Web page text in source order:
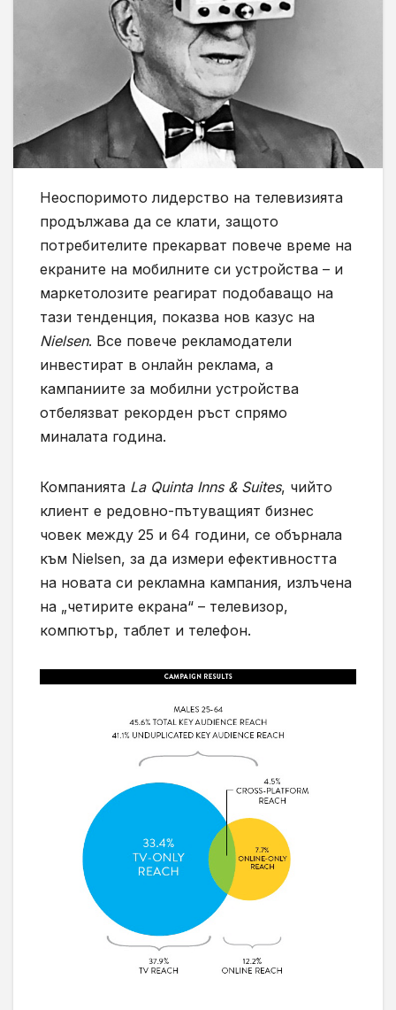
Неоспоримото лидерство на телевизията
продължава да се клати, защото
потребителите прекарват повече време на
екраните на мобилните си устройства – и
маркетолозите реагират подобаващо на
тази тенденция, показва нов казус на
Nielsen. Все повече рекламодатели
инвестират в онлайн реклама, а
кампаниите за мобилни устройства
отбелязват рекорден ръст спрямо
миналата година.
Компанията La Quinta Inns & Suites, чийто
клиент е редовно-пътуващият бизнес
човек между 25 и 64 години, се обърнала
към Nielsen, за да измери ефективността
на новата си рекламна кампания, излъчена
на „четирите екрана“ – телевизор,
компютър, таблет и телефон.